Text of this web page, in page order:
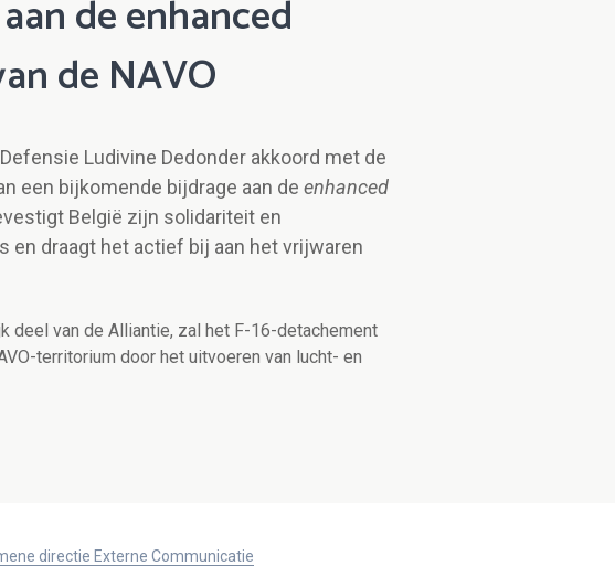
de enhanced
de NAVO
Ludivine Dedonder akkoord met de
een bijkomende bijdrage aan de enhanced
België zijn solidariteit en
en draagt het actief bij aan het vrijwaren
deel van de Alliantie, zal het F-16-detachement
territorium door het uitvoeren van lucht- en
directie Externe Communicatie